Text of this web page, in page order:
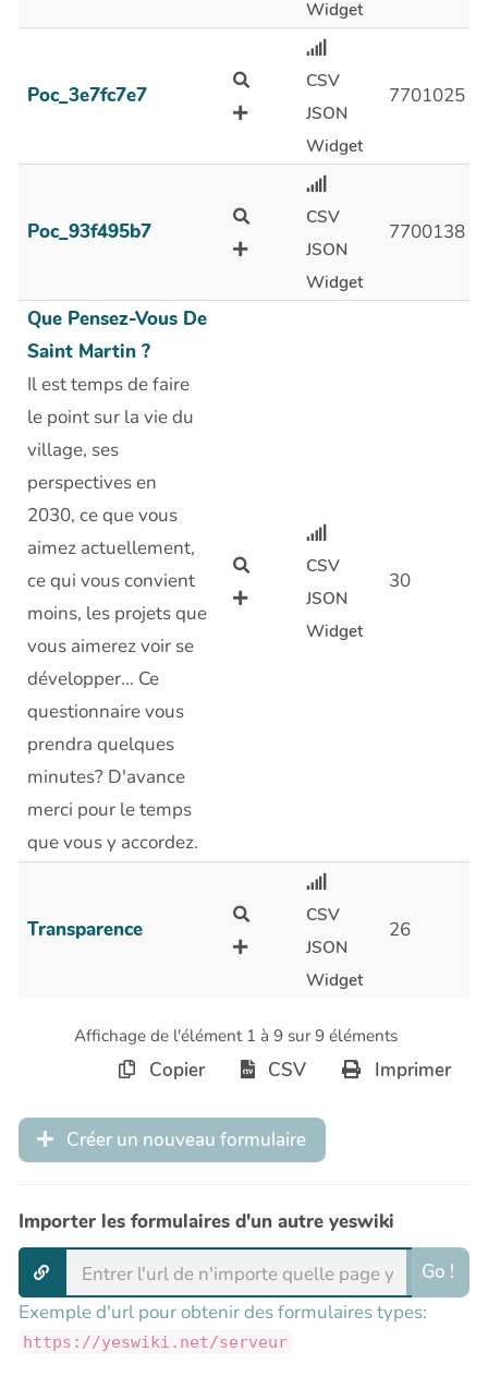
Widget
Poc_3e7fc7e7
CSV
JSON
Widget
7701025
Poc_93f495b7
CSV
JSON
Widget
7700138
Que Pensez-Vous De
Saint Martin ?
Il est temps de faire
le point sur la vie du
village, ses
perspectives en
2030, ce que vous
aimez actuellement,
ce qui vous convient
moins, les projets que
vous aimerez voir se
développer... Ce
questionnaire vous
prendra quelques
minutes? D'avance
merci pour le temps
que vous y accordez.
CSV
JSON
Widget
30
Transparence
CSV
JSON
Widget
26
Affichage de l'élément 1 à 9 sur 9 éléments
Copier CSV Imprimer
Créer un nouveau formulaire
Importer les formulaires d'un autre yeswiki
Go !
Exemple d'url pour obtenir des formulaires types:
https://yeswiki.net/serveur